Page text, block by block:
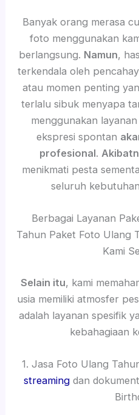
Banyak orang merasa
foto menggunakan
berlangsung. Namun,
terkendala oleh
atau momen penting
terlalu sibuk menyapa
menggunakan
ekspresi spontan
profesional.
menikmati pesta
seluruh
Berbagai Layanan
Tahun Paket Foto Ulang
Kami
Selain itu, kami
usia memiliki atmosfer
adalah layanan spesifik
kebahagiaan
1. Jasa Foto Ulang
streaming dan